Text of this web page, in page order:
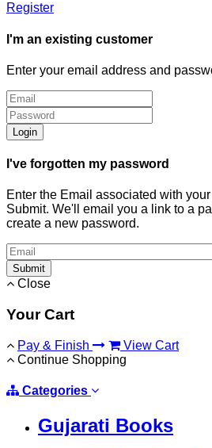
Register
I'm an existing customer
Enter your email address and
Login
I've forgotten my password
Enter the Email associated with
Submit. We'll email you a link to a
create a new password.
Submit
Close
Your Cart
Pay & Finish
View Cart
Continue Shopping
Categories
Gujarati Books